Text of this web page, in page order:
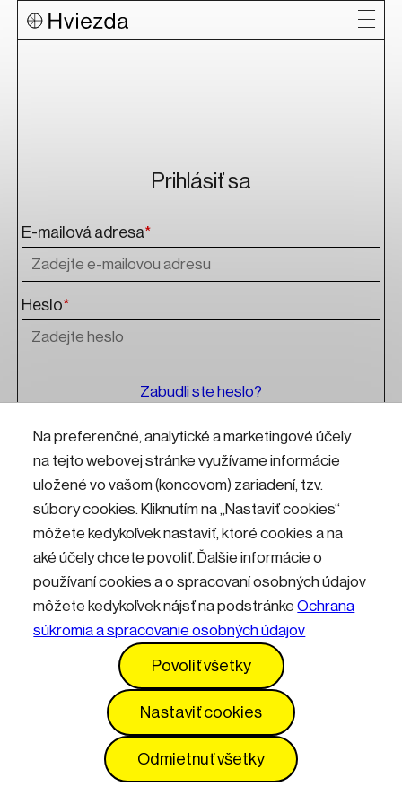
Na preferenčné, analytické a marketingové účely
na tejto webovej stránke využívame informácie
uložené vo vašom (koncovom) zariadení, tzv.
súbory cookies. Kliknutím na „Nastaviť cookies“
môžete kedykoľvek nastaviť, ktoré cookies a na
aké účely chcete povoliť. Ďalšie informácie o
používaní cookies a o spracovaní osobných údajov
môžete kedykoľvek nájsť na podstránkeOchrana
súkromia a spracovanie osobných údajov
Povoliť všetky
Nastaviť cookies
Odmietnuť všetky
Prihlásiť sa
E-mailová adresa*
Heslo*
Zabudli ste heslo?
Přihlásit
Kontakty Informácie pre návštevníkov
Prevádzkový poriadok
Vyhlásenie o prístupnosti Služby
Nastavenia cookies